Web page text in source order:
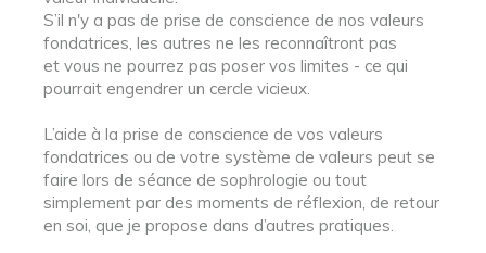
S’il n'y a pas de prise de conscience de nos valeurs
fondatrices, les autres ne les reconnaîtront pas
et vous ne pourrez pas poser vos limites - ce qui
pourrait engendrer un cercle vicieux.
L’aide à la prise de conscience de vos valeurs
fondatrices ou de votre système de valeurs peut se
faire lors de séance de sophrologie ou tout
simplement par des moments de réflexion, de retour
en soi, que je propose dans d’autres pratiques.